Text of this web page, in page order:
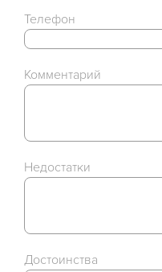
Телефон
Комментарий
Недостатки
Достоинства